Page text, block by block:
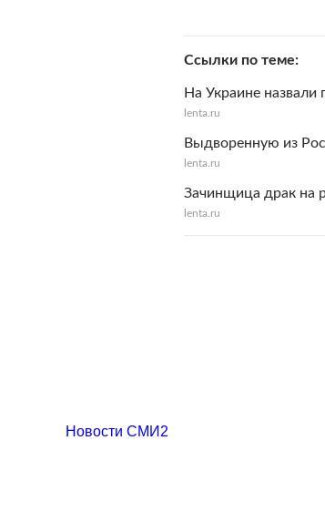
Ссылки по теме
На Украине
lenta.ru
Выдворенную из
lenta.ru
Зачинщица драк на
lenta.ru
Новости СМИ2